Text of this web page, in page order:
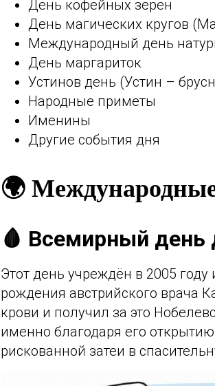
День кофейных зёрен
День магических кругов
Международный день
День маргариток
Устинов день (Устин –
Народные приметы
Именины
Другие события дня
🌍
🩸 Всемирный день
Этот день учреждён в 2005
рождения австрийского врача
крови и получил за это
именно благодаря его
рискованной затеи в